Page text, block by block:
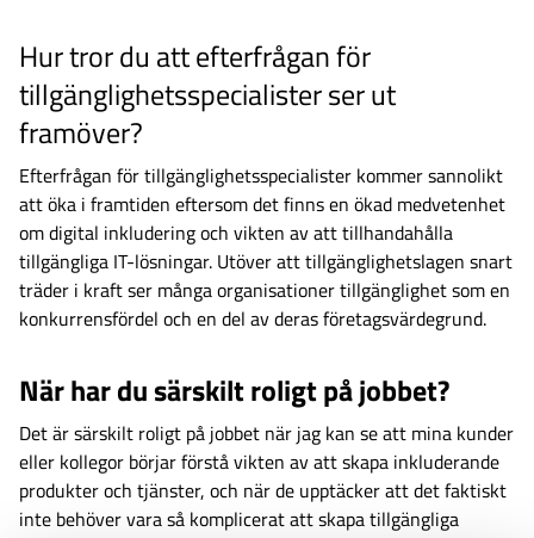
Hur tror du att efterfrågan för
tillgänglighetsspecialister ser ut
framöver?
Efterfrågan för tillgänglighetsspecialister kommer sannolikt
att öka i framtiden eftersom det finns en ökad medvetenhet
om digital inkludering och vikten av att tillhandahålla
tillgängliga IT-lösningar. Utöver att tillgänglighetslagen snart
träder i kraft ser många organisationer tillgänglighet som en
konkurrensfördel och en del av deras företagsvärdegrund.
När har du särskilt roligt på jobbet?
Det är särskilt roligt på jobbet när jag kan se att mina kunder
eller kollegor börjar förstå vikten av att skapa inkluderande
produkter och tjänster, och när de upptäcker att det faktiskt
inte behöver vara så komplicerat att skapa tillgängliga